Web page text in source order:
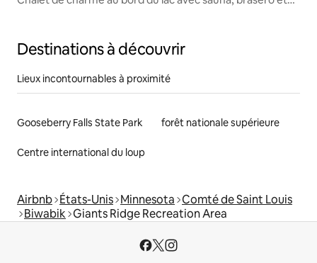
Destinations à découvrir
Lieux incontournables à proximité
Gooseberry Falls State Park forêt nationale supérieure
Centre international du loup
Airbnb États-Unis Minnesota Comté de Saint Louis
Biwabik Giants Ridge Recreation Area